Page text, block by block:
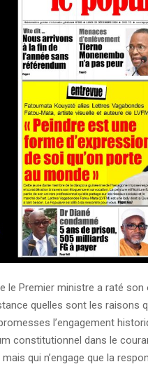
le Premier ministre a raté
quelles sont les raisons
l’engagement
constitutionnel dans le
qui n’engage que la